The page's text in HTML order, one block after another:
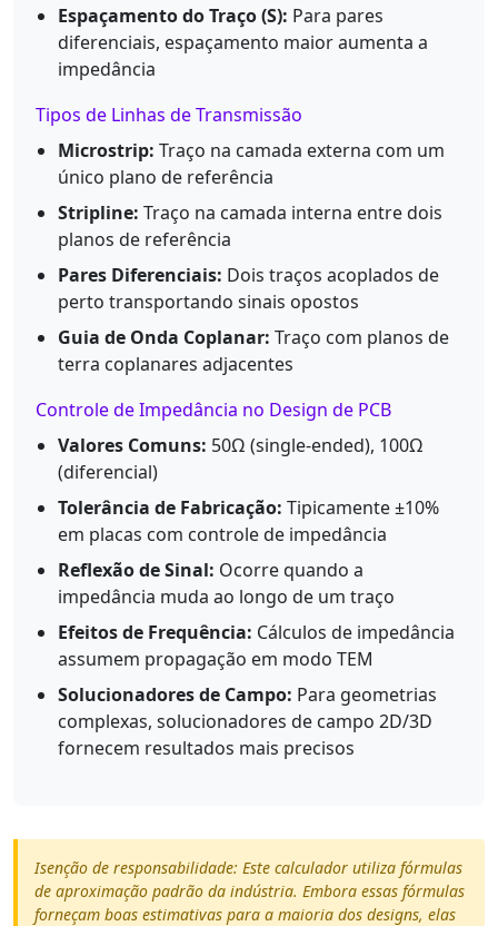
Espaçamento do Traço (S): Para pares
diferenciais, espaçamento maior aumenta a
impedância
Tipos de Linhas de Transmissão
Microstrip: Traço na camada externa com um
único plano de referência
Stripline: Traço na camada interna entre dois
planos de referência
Pares Diferenciais: Dois traços acoplados de
perto transportando sinais opostos
Guia de Onda Coplanar: Traço com planos de
terra coplanares adjacentes
Controle de Impedância no Design de PCB
Valores Comuns: 50Ω (single-ended), 100Ω
(diferencial)
Tolerância de Fabricação: Tipicamente ±10%
em placas com controle de impedância
Reflexão de Sinal: Ocorre quando a
impedância muda ao longo de um traço
Efeitos de Frequência: Cálculos de impedância
assumem propagação em modo TEM
Solucionadores de Campo: Para geometrias
complexas, solucionadores de campo 2D/3D
fornecem resultados mais precisos
Isenção de responsabilidade: Este calculador utiliza fórmulas
de aproximação padrão da indústria. Embora essas fórmulas
forneçam boas estimativas para a maioria dos designs, elas